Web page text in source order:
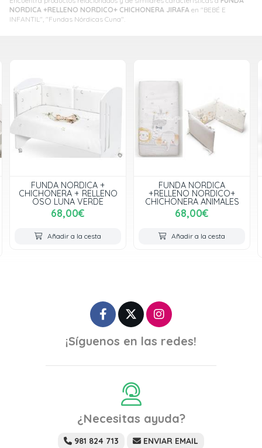
NORDICA +RELLENO NORDICO+ CHICHONERA JIRAFA en "BEBÉ E
INFANTIL", "Fundas Nórdicas Cuna".
FUNDA NORDICA
+RELLENO NORDICO+
CHICHONERA ANIMALES
68,00€
Añadir a la cesta
FUNDA NORDICA
+RELLENO NORDICO+
CHICHONERA JIRAFA
ROSA
68,00€
¡Síguenos en las redes!
¿Necesitas ayuda?
981 824 713 ENVIAR EMAIL